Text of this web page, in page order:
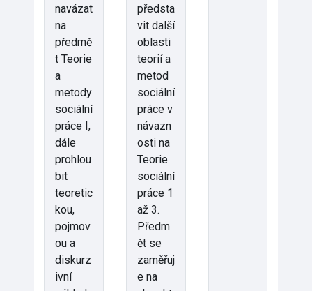
navázat
na
předmě
t Teorie
a
metody
sociální
práce I,
dále
prohlou
bit
teoretic
kou,
pojmov
ou a
diskurz
ivní
předsta
vit další
oblasti
teorií a
metod
sociální
práce v
návazn
osti na
Teorie
sociální
práce 1
až 3.
Předm
ět se
zaměřuj
e na